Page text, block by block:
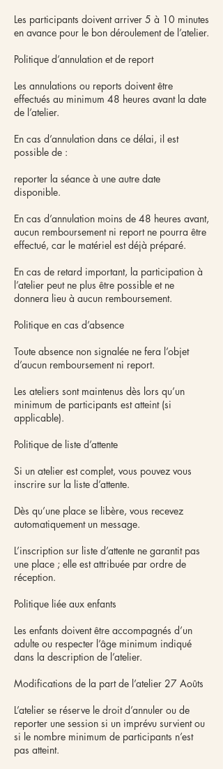
Les participants doivent arriver 5 à 10 minutes
en avance pour le bon déroulement de l’atelier.
Politique d’annulation et de report
Les annulations ou reports doivent être
effectués au minimum 48 heures avant la date
de l’atelier.
En cas d’annulation dans ce délai, il est
possible de :
reporter la séance à une autre date
disponible.
En cas d’annulation moins de 48 heures avant,
aucun remboursement ni report ne pourra être
effectué, car le matériel est déjà préparé.
En cas de retard important, la participation à
l’atelier peut ne plus être possible et ne
donnera lieu à aucun remboursement.
Politique en cas d’absence
Toute absence non signalée ne fera l’objet
d’aucun remboursement ni report.
Les ateliers sont maintenus dès lors qu’un
minimum de participants est atteint (si
applicable).
Politique de liste d’attente
Si un atelier est complet, vous pouvez vous
inscrire sur la liste d’attente.
Dès qu’une place se libère, vous recevez
automatiquement un message.
L’inscription sur liste d’attente ne garantit pas
une place ; elle est attribuée par ordre de
réception.
Politique liée aux enfants
Les enfants doivent être accompagnés d’un
adulte ou respecter l’âge minimum indiqué
dans la description de l’atelier.
Modifications de la part de l’atelier 27 Aoûts
L’atelier se réserve le droit d’annuler ou de
reporter une session si un imprévu survient ou
si le nombre minimum de participants n’est
pas atteint.